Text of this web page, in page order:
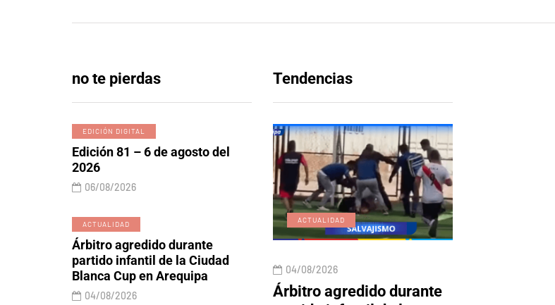
no te pierdas
EDICIÓN DIGITAL
Edición 81 – 6 de agosto del
2026
06/08/2026
ACTUALIDAD
Árbitro agredido durante
partido infantil de la Ciudad
Blanca Cup en Arequipa
04/08/2026
Tendencias
EDICIÓN DIGITAL
06/08/2026
Edición 81 – 6 de agosto
ACTUALIDAD
04/08/2026
Árbitro agredido durante